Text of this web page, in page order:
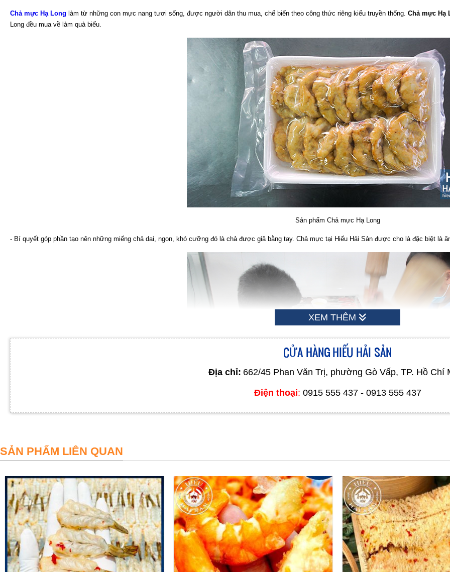
Chả mực Hạ Long làm từ những con mực nang tươi sống, được người dân thu mua, chế biến theo công thức riêng kiểu truyền thống. Chả mực Hạ
Long đều mua về làm quà biếu.
Sản phẩm Chả mực Hạ Long
- Bí quyết góp phần tạo nên những miếng chả dai, ngon, khó cưỡng đó là chả được giã bằng tay. Chả mực tại Hiếu Hải Sản được cho là đặc biệt là
XEM THÊM
CỬA HÀNG HIẾU HẢI SẢN
Địa chỉ: 662/45 Phan Văn Trị, phường Gò Vấp, TP. Hồ Chí
Điện thoại: 0915 555 437 - 0913 555 437
SẢN PHẨM LIÊN QUAN